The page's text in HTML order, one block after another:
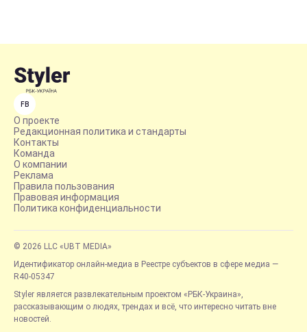
FB
О проекте
Редакционная политика и стандарты
Контакты
Команда
О компании
Реклама
Правила пользования
Правовая информация
Политика конфиденциальности
© 2026 LLC «UBT MEDIA»
Идентификатор онлайн-медиа в Реестре субъектов в сфере медиа —
R40-05347
Styler является развлекательным проектом «РБК-Украина»,
рассказывающим о людях, трендах и всё, что интересно читать вне
новостей.